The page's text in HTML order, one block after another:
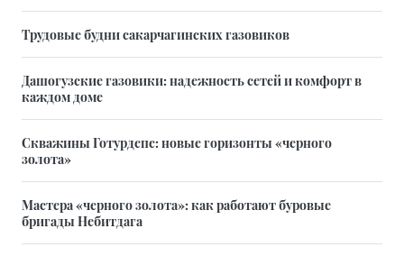
Трудовые будни сакарчагинских газовиков
Дашогузские газовики: надежность сетей и комфорт в
каждом доме
Скважины Готурдепе: новые горизонты «черного
золота»
Мастера «черного золота»: как работают буровые
бригады Небитдага